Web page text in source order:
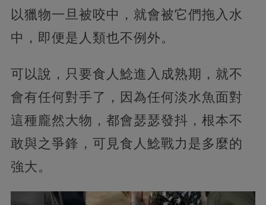
以獵物一旦被咬中，就會被它們拖入水
中，即便是人類也不例外。
可以說，只要食人鯰進入成熟期，就不
會有任何對手了，因為任何淡水魚面對
這種龐然大物，都會瑟瑟發抖，根本不
敢與之爭鋒，可見食人鯰戰力是多麼的
強大。